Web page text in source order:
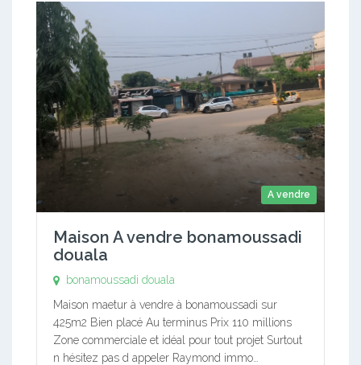
A vendre
Maison A vendre bonamoussadi
douala
bonamoussadi douala
Maison maetur à vendre à bonamoussadi sur
425m2 Bien placé Au terminus Prix 110 millions
Zone commerciale et idéal pour tout projet Surtout
n hésitez pas d appeler Raymond immo…